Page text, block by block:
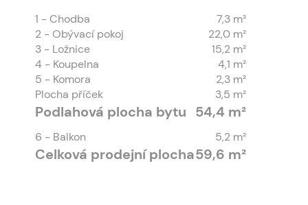
1 - Chodba
7,3 m²
2- Obývací pokoj
22,0 m²
3- Ložnice
15,2 m²
4- Koupelna
4,1 m²
5 - Komora
2,3 m²
Plocha příček
3,5 m²
Podlahová plocha bytu 54,4 m²
6 - Balkon 5,2 m²
Celková prodejní plocha59,6 m²